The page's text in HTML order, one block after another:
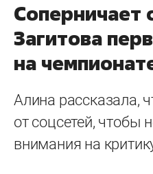
Соперничает
Загитова
на
Алина рассказала,
от соцсетей, чтобы
внимания на